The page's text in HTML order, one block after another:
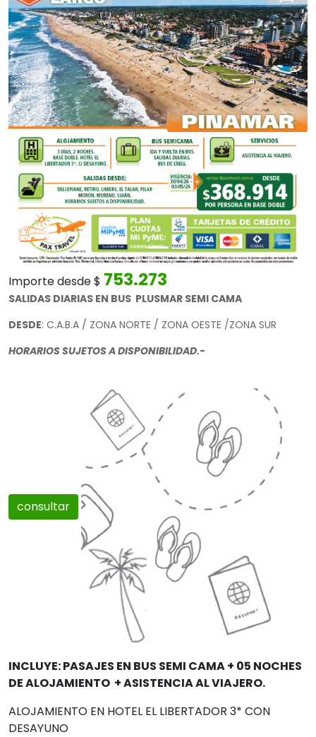
Anterior
Importe desde $ 753.273
SALIDAS DIARIAS EN BUS PLUSMAR SEMI CAMA
DESDE: C.A.B.A / ZONA NORTE / ZONA OESTE /ZONA SUR
HORARIOS SUJETOS A DISPONIBILIDAD.-
consultar
INCLUYE: PASAJES EN BUS SEMI CAMA + 05 NOCHES
DE ALOJAMIENTO + ASISTENCIA AL VIAJERO.
ALOJAMIENTO EN HOTEL EL LIBERTADOR 3* CON
DESAYUNO